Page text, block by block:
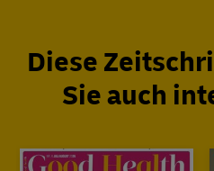
Diese
Sie auch